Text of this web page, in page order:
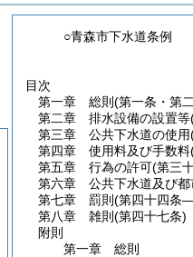
○青森市下水道条例
目次
第一章
総則 (第一条・第
第二章
排水設備の設置等
第三章
公共下水道の使用
第四章
使用料及び手数料
第五章
行為の許可(第三
第六章
公共下水道及び
第七章
罰則 (第四十四条
第八章
雑則 (第四十七条)
附則
第一章
総則